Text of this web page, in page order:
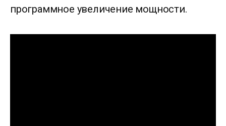
программное увеличение мощности.